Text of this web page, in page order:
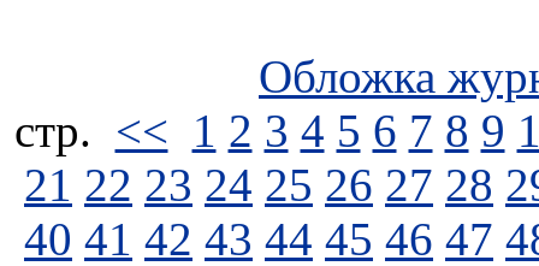
Обложка
стp. << 1 2 3 4 5 6 7 8 9
21 22 23 24 25 26 27 28
40 41 42 43 44 45 46 47